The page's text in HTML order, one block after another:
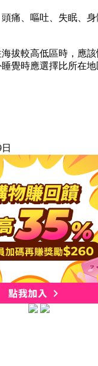
痛、嘔吐、失眠、
拔較高低區時，應
覺時應選擇比所在